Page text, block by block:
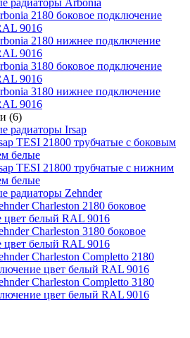
радиаторы Arbonia
2180 боковое подключение
9016
2180 нижнее подключение
9016
3180 боковое подключение
9016
3180 нижнее подключение
9016
(6)
радиаторы Irsap
TESI 21800 трубчатые с боковым
белые
TESI 21800 трубчатые с нижним
белые
радиаторы Zehnder
Charleston 2180 боковое
цвет белый RAL 9016
Charleston 3180 боковое
цвет белый RAL 9016
Charleston Completto 2180
цвет белый RAL 9016
Charleston Completto 3180
цвет белый RAL 9016